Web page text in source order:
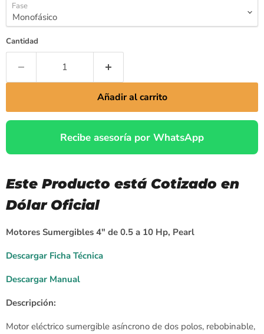
Fase
Cantidad
Añadir al carrito
Recibe asesoría por WhatsApp
Este Producto está Cotizado en
Dólar Oficial
Motores Sumergibles 4" de 0.5 a 10 Hp, Pearl
Descargar Ficha Técnica
Descargar Manual
Descripción:
Motor eléctrico sumergible asíncrono de dos polos, rebobinable,